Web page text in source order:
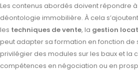
Les contenus abordés doivent répondre
déontologie immobilière. À cela
les techniques de vente, la gestion
peut adapter sa formation en fonction de
privilégier des modules sur les baux et la
compétences en négociation ou en